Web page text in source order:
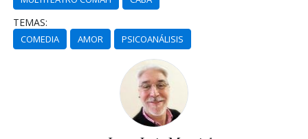
TEMAS:
COMEDIA AMOR PSICOANÁLISIS